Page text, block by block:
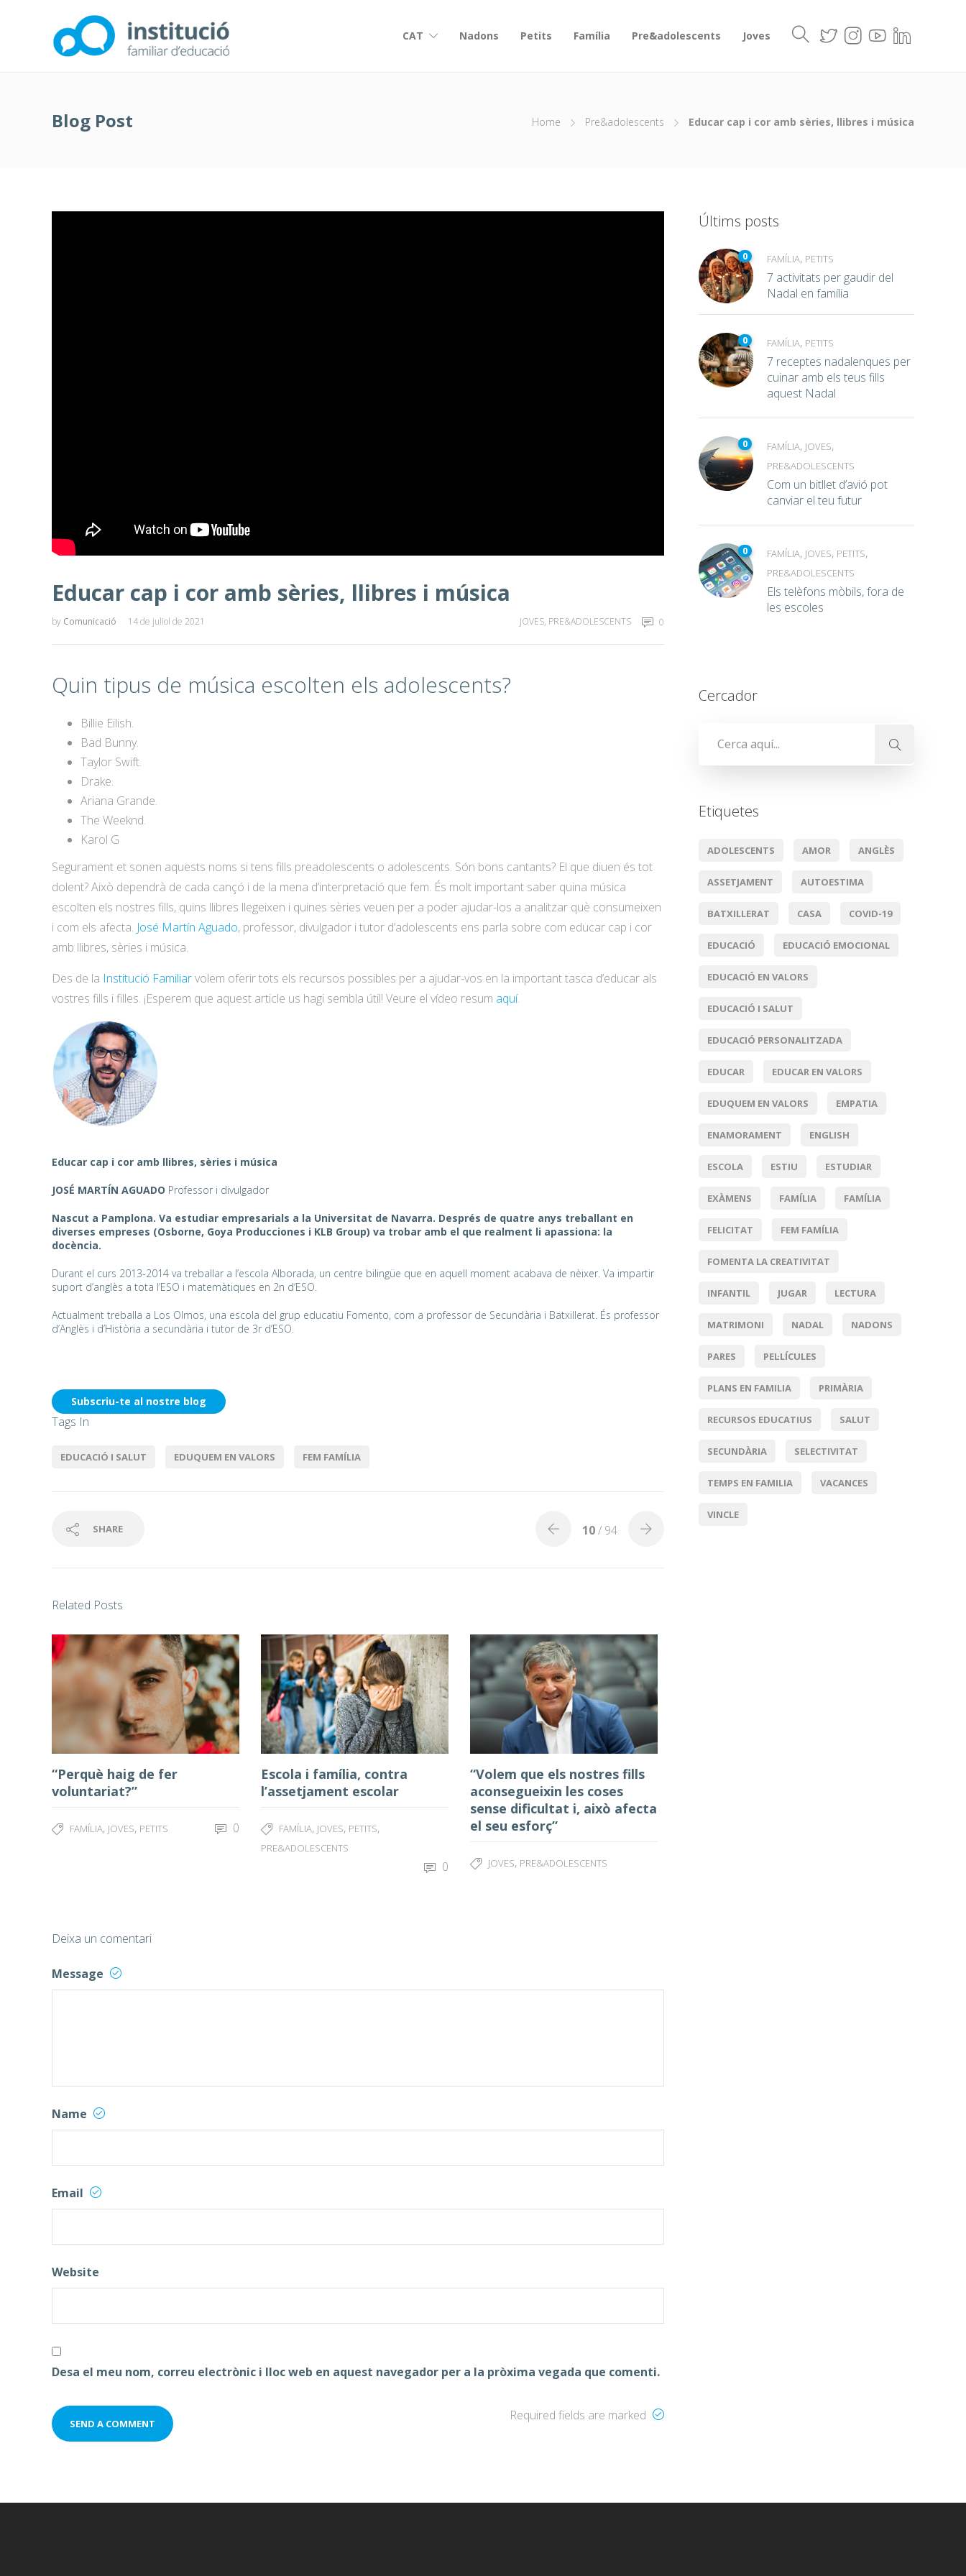
CAT Nadons Petits Família Pre&adolescents Joves
Blog Post Home Pre&adolescents Educar cap i cor amb sèries, llibres i música
Educar cap i cor amb sèries, llibres i música
by Comunicació 14 de juliol de 2021 JOVES, PRE&ADOLESCENTS 0
Quin tipus de música escolten els adolescents?
Billie Eilish.
Bad Bunny.
Taylor Swift.
Drake.
Ariana Grande.
The Weeknd.
Karol G
Segurament et sonen aquests noms si tens fills preadolescents o adolescents. Són bons cantants? El que diuen és tot
dolent? Això dependrà de cada cançó i de la mena d’interpretació que fem. És molt important saber quina música
escolten els nostres fills, quins llibres llegeixen i quines sèries veuen per a poder ajudar-los a analitzar què consumeixen
i com els afecta. José Martín Aguado, professor, divulgador i tutor d’adolescents ens parla sobre com educar cap i cor
amb llibres, sèries i música.
Des de la Institució Familiarvolem oferir tots els recursos possibles per a ajudar-vos en la important tasca d’educar als
vostres fills i filles. ¡Esperem que aquest article us hagi sembla útil! Veure el vídeo resum aquí.
Educar cap i cor amb llibres, sèries i música
JOSÉ MARTÍN AGUADO Professor i divulgador
Nascut a Pamplona. Va estudiar empresarials a la Universitat de Navarra. Després de quatre anys treballant en
diverses empreses (Osborne, Goya Producciones i KLB Group) va trobar amb el que realment li apassiona: la
docència.
Durant el curs 2013-2014 va treballar a l’escola Alborada, un centre bilingüe que en aquell moment acabava de nèixer. Va impartir
suport d’anglès a tota l’ESO i matemàtiques en 2n d’ESO.
Actualment treballa a Los Olmos, una escola del grup educatiu Fomento, com a professor de Secundària i Batxillerat. És professor
d’Anglès i d’Història a secundària i tutor de 3r d’ESO.
Subscriu-te al nostre blog
Tags In
EDUCACIÓ I SALUT EDUQUEM EN VALORS FEM FAMÍLIA
SHARE 10/ 94
Related Posts
“Perquè haig de fer
voluntariat?”
FAMÍLIA, JOVES, PETITS 0
Escola i família, contra
l’assetjament escolar
FAMÍLIA, JOVES, PETITS,
PRE&ADOLESCENTS
0
“Volem que els nostres fills
aconsegueixin les coses
sense dificultat i, això afecta
el seu esforç”
JOVES, PRE&ADOLESCENTS
Deixa un comentari
Message
Name
Email
Website
Desa el meu nom, correu electrònic i lloc web en aquest navegador per a la pròxima vegada que comenti.
Required fields are marked
Últims posts
0 FAMÍLIA, PETITS
7 activitats per gaudir del
Nadal en família
0 FAMÍLIA, PETITS
7 receptes nadalenques per
cuinar amb els teus fills
aquest Nadal
0 FAMÍLIA, JOVES,
PRE&ADOLESCENTS
Com un bitllet d’avió pot
canviar el teu futur
0 FAMÍLIA, JOVES, PETITS,
PRE&ADOLESCENTS
Els telèfons mòbils, fora de
les escoles
Cercador
Etiquetes
ADOLESCENTS AMOR ANGLÈS
ASSETJAMENT AUTOESTIMA
BATXILLERAT CASA COVID-19
EDUCACIÓ EDUCACIÓ EMOCIONAL
EDUCACIÓ EN VALORS
EDUCACIÓ I SALUT
EDUCACIÓ PERSONALITZADA
EDUCAR EDUCAR EN VALORS
EDUQUEM EN VALORS EMPATIA
ENAMORAMENT ENGLISH
ESCOLA ESTIU ESTUDIAR
EXÀMENS FAMÍLIA FAMÍLIA
FELICITAT FEM FAMÍLIA
FOMENTA LA CREATIVITAT
INFANTIL JUGAR LECTURA
MATRIMONI NADAL NADONS
PARES PEL·LÍCULES
PLANS EN FAMILIA PRIMÀRIA
RECURSOS EDUCATIUS SALUT
SECUNDÀRIA SELECTIVITAT
TEMPS EN FAMILIA VACANCES
VINCLE